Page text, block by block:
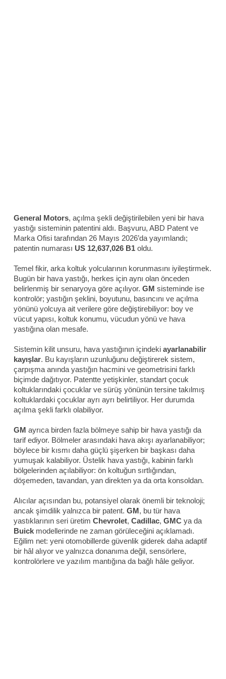
General Motors, açılma şekli değiştirilebilen yeni bir hava
yastığı sisteminin patentini aldı. Başvuru, ABD Patent ve
Marka Ofisi tarafından 26 Mayıs 2026’da yayımlandı;
patentin numarası US 12,637,026 B1 oldu.
Temel fikir, arka koltuk yolcularının korunmasını iyileştirmek.
Bugün bir hava yastığı, herkes için aynı olan önceden
belirlenmiş bir senaryoya göre açılıyor. GM sisteminde ise
kontrolör; yastığın şeklini, boyutunu, basıncını ve açılma
yönünü yolcuya ait verilere göre değiştirebiliyor: boy ve
vücut yapısı, koltuk konumu, vücudun yönü ve hava
yastığına olan mesafe.
Sistemin kilit unsuru, hava yastığının içindeki ayarlanabilir
kayışlar. Bu kayışların uzunluğunu değiştirerek sistem,
çarpışma anında yastığın hacmini ve geometrisini farklı
biçimde dağıtıyor. Patentte yetişkinler, standart çocuk
koltuklarındaki çocuklar ve sürüş yönünün tersine takılmış
koltuklardaki çocuklar ayrı ayrı belirtiliyor. Her durumda
açılma şekli farklı olabiliyor.
GM ayrıca birden fazla bölmeye sahip bir hava yastığı da
tarif ediyor. Bölmeler arasındaki hava akışı ayarlanabiliyor;
böylece bir kısmı daha güçlü şişerken bir başkası daha
yumuşak kalabiliyor. Üstelik hava yastığı, kabinin farklı
bölgelerinden açılabiliyor: ön koltuğun sırtlığından,
döşemeden, tavandan, yan direkten ya da orta konsoldan.
Alıcılar açısından bu, potansiyel olarak önemli bir teknoloji;
ancak şimdilik yalnızca bir patent. GM, bu tür hava
yastıklarının seri üretim Chevrolet, Cadillac, GMC ya da
Buick modellerinde ne zaman görüleceğini açıklamadı.
Eğilim net: yeni otomobillerde güvenlik giderek daha adaptif
bir hâl alıyor ve yalnızca donanıma değil, sensörlere,
kontrolörlere ve yazılım mantığına da bağlı hâle geliyor.